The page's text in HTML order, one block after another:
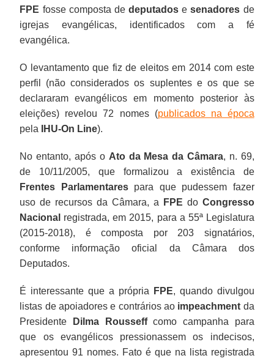
FPE fosse composta dedeputadose senadores de
igrejas evangélicas, identificados com a fé
evangélica.
O levantamento que fiz de eleitos em 2014 com este
perfil (não considerados os suplentes e os que se
declararam evangélicos em momento posterior às
eleições) revelou 72 nomes (publicados na época
pela
IHU-On Line).
No entanto, após o Ato da Mesa da Câmara, n. 69,
de 10/11/2005, que formalizou a existência de
Frentes Parlamentarespara que pudessem fazer
uso de recursos da Câmara, a
FPE do Congresso
Nacional registrada, em 2015, para a 55ª Legislatura
(2015-2018), é composta por 203 signatários,
conforme informação oficial da Câmara dos
Deputados.
É interessante que a própria FPE, quando divulgou
listas de apoiadores e contrários ao impeachment da
Presidente Dilma Rousseffcomo campanha para
que os evangélicos pressionassem os indecisos,
apresentou 91 nomes. Fato é que na lista registrada